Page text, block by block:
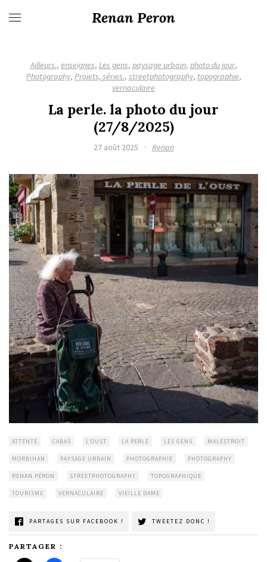
Renan Peron
Ailleurs., enseignes, Les gens, paysage urbain, photo du jour,
Photography, Projets, séries., streetphotography, topographie,
vernaculaire
La perle. la photo du jour
(27/8/2025)
27 août 2025 · Renan
ATTENTE CABAS L’OUST LA PERLE LES GENS MALESTROIT
MORBIHAN PAYSAGE URBAIN PHOTOGRAPHIE PHOTOGRAPHY
RENAN PÉRON STREETPHOTOGRAPHY TOPOGRAPHIQUE
TOURISME VERNACULAIRE VIEILLE DAME
PARTAGES SUR FACEBOOK ! TWEETEZ DONC !
PARTAGER :